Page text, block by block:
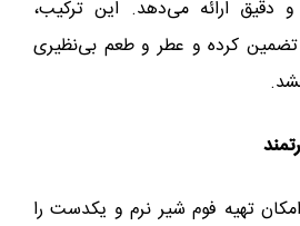
و دقیق ارائه می‌دهد. این ترکیب،
تضمین کرده و عطر و طعم بی‌نظیری
تهیه فوم شیر نرم و یکدست را